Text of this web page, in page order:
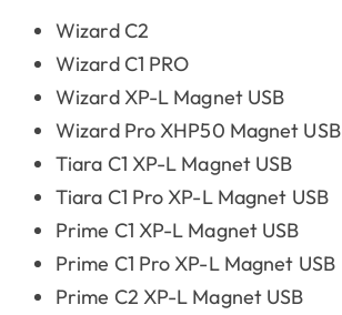
Wizard C2
Wizard C1 PRO
Wizard XP-L Magnet USB
Wizard Pro XHP50 Magnet USB
Tiara C1 XP-L Magnet USB
Tiara C1 Pro XP-L Magnet USB
Prime C1 XP-L Magnet USB
Prime C1 Pro XP-L Magnet USB
Prime C2 XP-L Magnet USB